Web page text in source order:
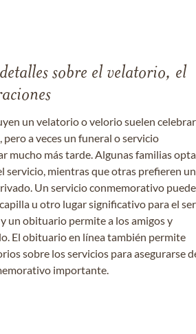
sobre el velatorio, el
un velatorio o velorio suelen
a veces un funeral o servicio
mucho más tarde. Algunas familias
servicio, mientras que otras prefieren un
Un servicio conmemorativo puede
u otro lugar significativo para el ser
un obituario permite a los amigos y
El obituario en línea también permite
sobre los servicios para asegurarse
importante.